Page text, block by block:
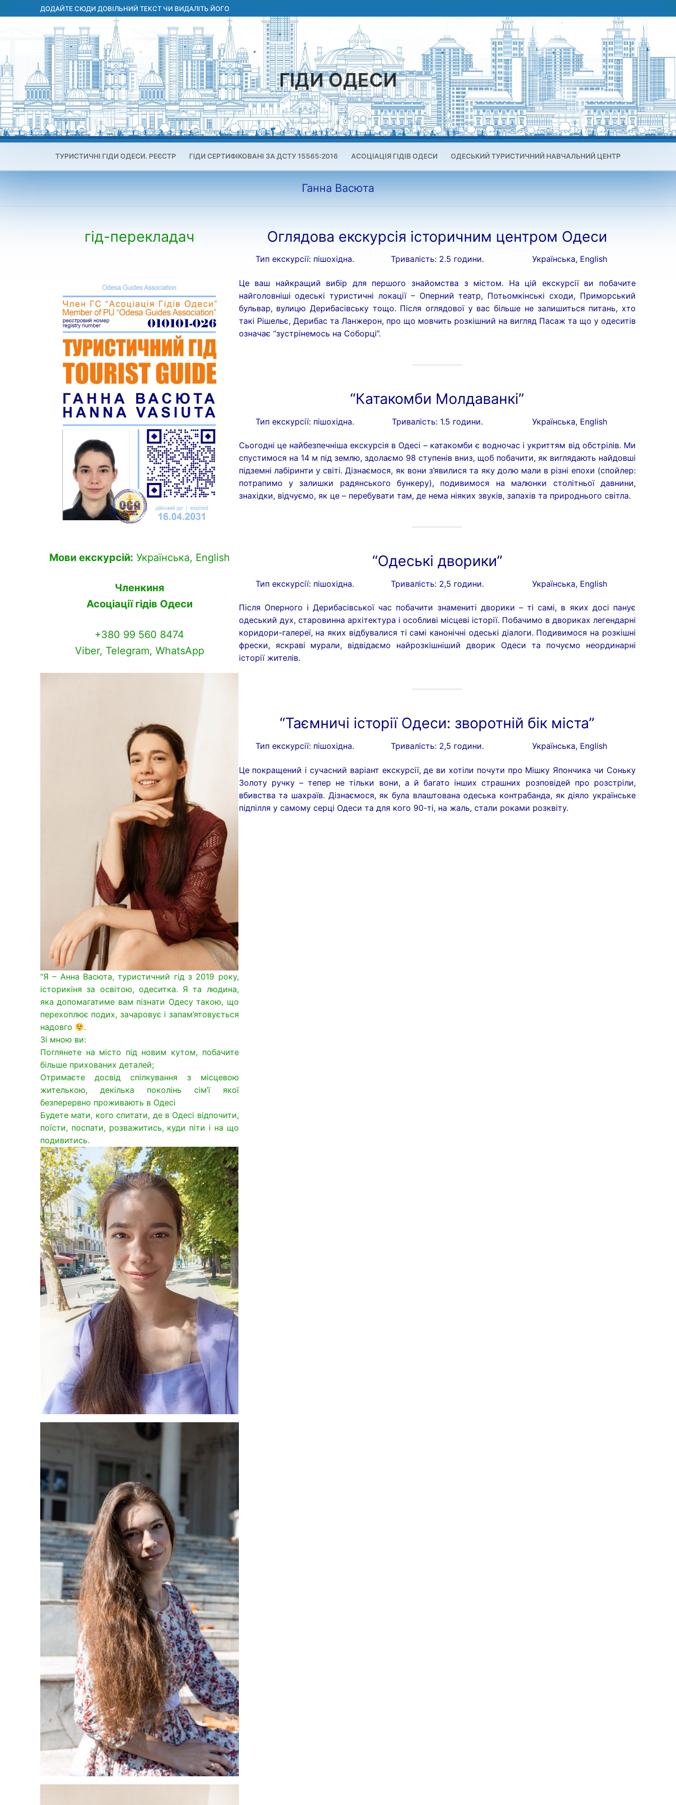
до
ДОДАЙТЕ СЮДИ ДОВІЛЬНИЙ ТЕКСТ ЧИ ВИДАЛІТЬ ЙОГО
ГІДИ ОДЕСИ
ТУРИСТИЧНІ ГІДИ ОДЕСИ. РЕЄСТР ГІДИ СЕРТИФІКОВАНІ ЗА ДСТУ 15565:2016 АСОЦІАЦІЯ ГІДІВ ОДЕСИ ОДЕСЬКИЙ ТУРИСТИЧНИЙ НАВЧАЛЬНИЙ ЦЕНТР
Ганна Васюта
гід-перекладач
Мови екскурсій: Українська, English
Членкиня
Асоціації гідів Одеси
+380 99 560 8474
Viber, Telegram, WhatsApp
“Я – Анна Васюта, туристичний гід з 2019 року,
історикіня за освітою, одеситка. Я та людина,
яка допомагатиме вам пізнати Одесу такою, що
перехоплює подих, зачаровує і запам’ятовується
надовго
.
Зі мною ви:
Поглянете на місто під новим кутом, побачите
більше прихованих деталей;
Отримаєте досвід спілкування з місцевою
жителькою, декілька поколінь сім’ї якої
безперервно проживають в Одесі
Будете мати, кого спитати, де в Одесі відпочити,
поїсти, поспати, розважитись, куди піти і на що
подивитись.
Оглядова екскурсія історичним центром Одеси
Тип екскурсії: пішохідна. Тривалість: 2.5 години. Українська, English
Це ваш найкращий вибір для першого знайомства з містом. На цій екскурсії ви побачите
найголовніші одеські туристичні локації – Оперний театр, Потьомкінські сходи, Приморський
бульвар, вулицю Дерибасівську тощо. Після оглядової у вас більше не залишиться питань, хто
такі Рішельє, Дерибас та Ланжерон, про що мовчить розкішний на вигляд Пасаж та що у одеситів
означає “зустрінемось на Соборці”.
“Катакомби Молдаванкі”
Тип екскурсії: пішохідна. Тривалість: 1.5 години. Українська, English
Сьогодні це найбезпечніша екскурсія в Одесі – катакомби є водночас і укриттям від обстрілів. Ми
спустимося на 14 м під землю, здолаємо 98 ступенів вниз, щоб побачити, як виглядають найдовші
підземні лабіринти у світі. Дізнаємося, як вони з’явилися та яку долю мали в різні епохи (спойлер:
потрапимо у залишки радянського бункеру), подивимося на малюнки столітньої давнини,
знахідки, відчуємо, як це – перебувати там, де нема ніяких звуків, запахів та природнього світла.
“Одеські дворики”
Тип екскурсії: пішохідна. Тривалість: 2,5 години. Українська, English
Після Оперного і Дерибасівської час побачити знамениті дворики – ті самі, в яких досі панує
одеський дух, старовинна архітектура і особливі місцеві історії. Побачимо в двориках легендарні
коридори-галереї, на яких відбувалися ті самі канонічні одеські діалоги. Подивимося на розкішні
фрески, яскраві мурали, відвідаємо найрозкішніший дворик Одеси та почуємо неординарні
історії жителів.
“Таємничі історії Одеси: зворотній бік міста”
Тип екскурсії: пішохідна. Тривалість: 2,5 години. Українська, English
Це покращений і сучасний варіант екскурсії, де ви хотіли почути про Мішку Япончика чи Соньку
Золоту ручку – тепер не тільки вони, а й багато інших страшних розповідей про розстріли,
вбивства та шахраїв. Дізнаємося, як була влаштована одеська контрабанда, як діяло українське
підпілля у самому серці Одеси та для кого 90-ті, на жаль, стали роками розквіту.